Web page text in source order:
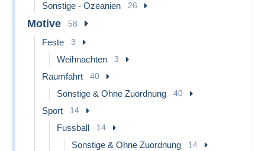
Sonstige - Ozeanien 26
Motive 58
Feste 3
Weihnachten 3
Raumfahrt 40
Sonstige & Ohne Zuordnung 40
Sport 14
Fussball 14
Sonstige & Ohne Zuordnung 14